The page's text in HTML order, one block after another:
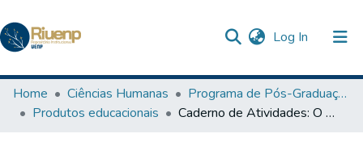
Log In (current)
Communities & Collections
Home Ciências Humanas
Programa de Pós-Graduação em Ensino
Produtos educacionais
Caderno de Atividades: O Estatuto da Criança e do Adolescente no Ensino Médio